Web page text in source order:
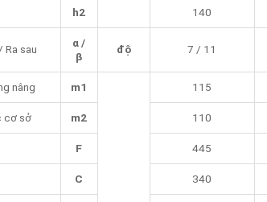
h2 140
sau
α /
β
độ 7 / 11
nâng m1 115
cơ sở m2 110
F 445
C 340